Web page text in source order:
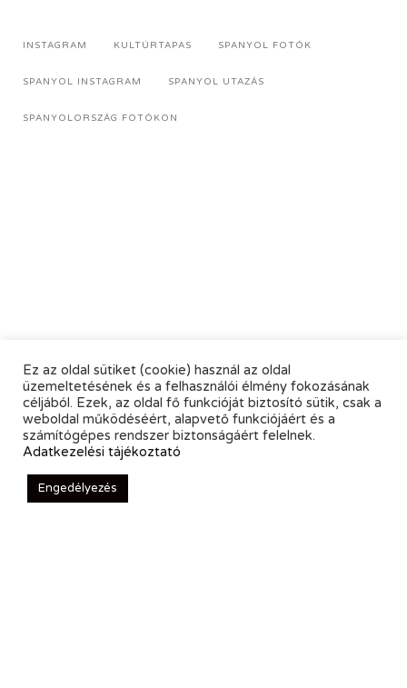
INSTAGRAM KULTÚRTAPAS SPANYOL FOTÓK
SPANYOL INSTAGRAM SPANYOL UTAZÁS
SPANYOLORSZÁG FOTÓKON
Ez az oldal sütiket (cookie) használ az oldal
üzemeltetésének és a felhasználói élmény fokozásának
céljából. Ezek, az oldal fő funkcióját biztosító sütik, csak a
weboldal működéséért, alapvető funkciójáért és a
számítógépes rendszer biztonságáért felelnek.
Adatkezelési tájékoztató
Engedélyezés